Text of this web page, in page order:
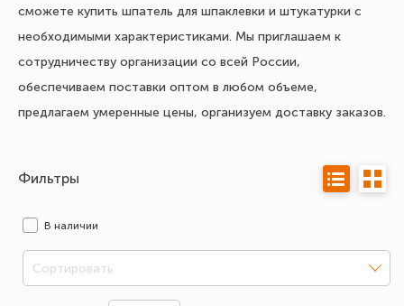
сможете купить шпатель для шпаклевки и штукатурки с
необходимыми характеристиками. Мы приглашаем к
сотрудничеству организации со всей России,
обеспечиваем поставки оптом в любом объеме,
предлагаем умеренные цены, организуем доставку заказов.
Фильтры
В наличии
Сортировать